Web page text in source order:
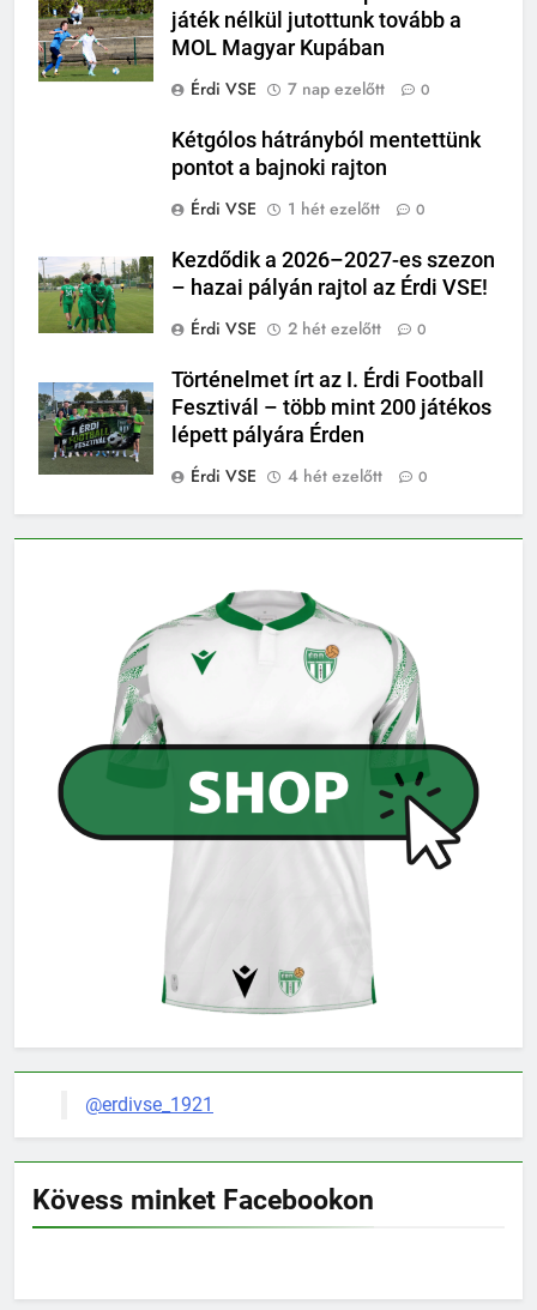
játék nélkül jutottunk tovább a
MOL Magyar Kupában
Érdi VSE
7 nap ezelőtt 0
Kétgólos hátrányból mentettünk
pontot a bajnoki rajton
Érdi VSE
1 hét ezelőtt 0
Kezdődik a 2026–2027-es szezon
– hazai pályán rajtol az Érdi VSE!
Érdi VSE
2 hét ezelőtt 0
Történelmet írt az I. Érdi Football
Fesztivál – több mint 200 játékos
lépett pályára Érden
Érdi VSE
4 hét ezelőtt 0
@erdivse_1921
Kövess minket Facebookon